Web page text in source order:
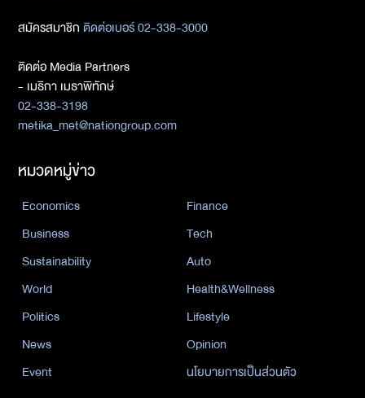
สมัครสมาชิกติดต่อเบอร์ 02-338-3000
ติดต่อ Media Partners
- เมธิกา เมธาพิทักษ์
02-338-3198
metika_met@nationgroup.com
หมวดหมู่ข่าว
Economics
Finance
Business
Tech
Sustainability
Auto
World
Health&Wellness
Politics
Lifestyle
News
Opinion
Event
นโยบายการเป็นส่วนตัว